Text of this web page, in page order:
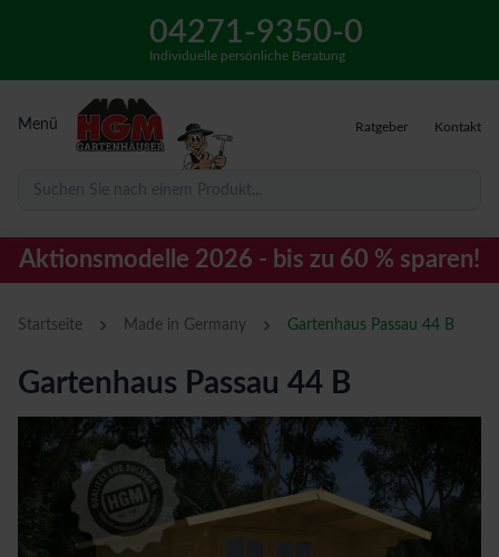
04271-9350-0
Individuelle persönliche Beratung
Menü Ratgeber Kontakt
Suchen Sie nach einem Produkt...
Aktionsmodelle 2026 - bis zu 60 % sparen!
Startseite › Made in Germany › Gartenhaus Passau 44 B
Gartenhaus Passau 44 B